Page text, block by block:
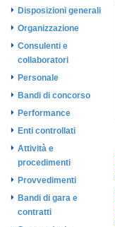
Disposizioni generali
Organizzazione
Consulenti e
collaboratori
Personale
Bandi di concorso
Performance
Enti controllati
Attività e
procedimenti
Provvedimenti
Bandi di gara e
contratti